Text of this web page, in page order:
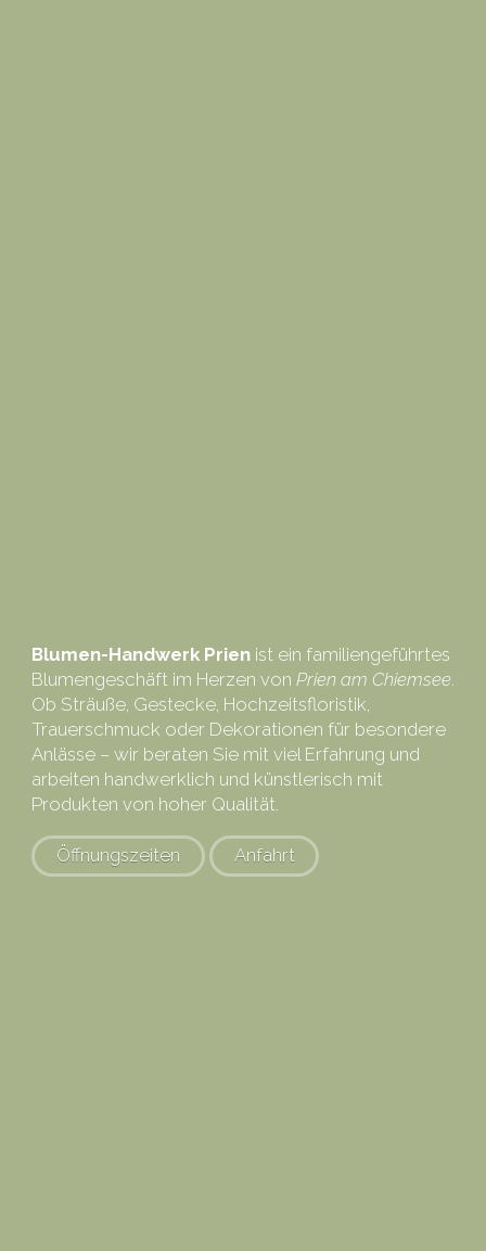
Blumen-Handwerk Prien ist ein familiengeführtes
Blumengeschäft im Herzen von Prien am Chiemsee
Ob Sträuße, Gestecke, Hochzeitsfloristik,
Trauerschmuck oder Dekorationen für besondere
Anlässe – wir beraten Sie mit viel Erfahrung und
arbeiten handwerklich und künstlerisch mit
Produkten von hoher Qualität.
Öffnungszeiten Anfahrt